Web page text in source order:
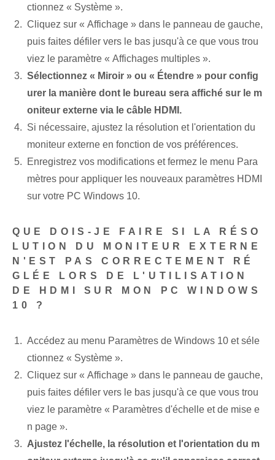
ctionnez « Système ».
Cliquez sur « Affichage » dans le panneau de gauche,
puis faites défiler vers le bas jusqu'à ce que vous trou
viez le paramètre « Affichages multiples ».
Sélectionnez « Miroir » ou « Étendre » pour config
urer la manière dont le bureau sera affiché sur le m
oniteur externe via le câble HDMI.
Si nécessaire, ajustez la résolution et l'orientation du
moniteur externe en fonction de vos préférences.
Enregistrez vos modifications et fermez le menu Para
mètres pour appliquer les nouveaux paramètres HDMI
sur votre PC Windows 10.
QUE DOIS-JE FAIRE SI LA RÉSO
LUTION DU MONITEUR EXTERNE
N'EST PAS CORRECTEMENT RÉ
GLÉE LORS DE L'UTILISATION
DE HDMI SUR MON PC WINDOWS
10 ?
Accédez au menu Paramètres de Windows 10 et séle
ctionnez « Système ».
Cliquez sur « Affichage » dans le panneau de gauche,
puis faites défiler vers le bas jusqu'à ce que vous trou
viez le paramètre « Paramètres d'échelle et de mise e
n page ».
Ajustez l'échelle, la résolution et l'orientation du m